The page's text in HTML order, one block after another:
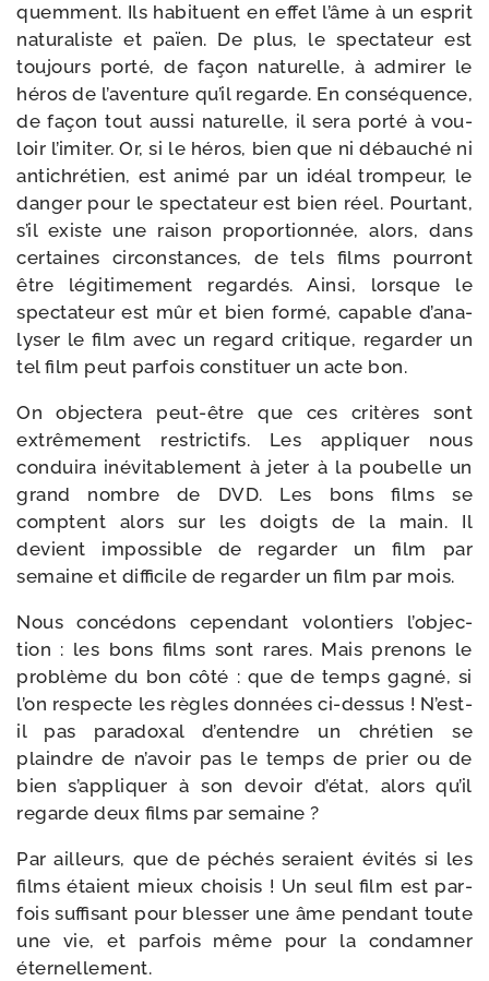
quem­ment. Ils habi­tuent en effet l’âme à un esprit
natu­ra­liste et païen. De plus, le spec­ta­teur est
tou­jours por­té, de façon natu­relle, à admi­rer le
héros de l’a­ven­ture qu’il regarde. En consé­quence,
de façon tout aus­si natu­relle, il sera por­té à vou­
loir l’i­mi­ter. Or, si le héros, bien que ni débau­ché ni
anti­chré­tien, est ani­mé par un idéal trom­peur, le
dan­ger pour le spec­ta­teur est bien réel. Pourtant,
s’il existe une rai­son pro­por­tion­née, alors, dans
cer­taines cir­cons­tances, de tels films pour­ront
être légi­ti­me­ment regar­dés. Ainsi, lorsque le
spec­ta­teur est mûr et bien for­mé, capable d’a­na­
ly­ser le film avec un regard cri­tique, regar­der un
tel film peut par­fois consti­tuer un acte bon.
On objec­te­ra peut-​être que ces cri­tères sont
extrê­me­ment res­tric­tifs. Les appli­quer nous
condui­ra inévi­ta­ble­ment à jeter à la pou­belle un
grand nombre de DVD. Les bons films se
comptent alors sur les doigts de la main. Il
devient impos­sible de regar­der un film par
semaine et dif­fi­cile de regar­der un film par mois.
Nous concé­dons cepen­dant volon­tiers l’ob­jec­
tion : les bons films sont rares. Mais pre­nons le
pro­blème du bon côté : que de temps gagné, si
l’on res­pecte les règles don­nées ci-​dessus ! N’est-​
il pas para­doxal d’en­tendre un chré­tien se
plaindre de n’a­voir pas le temps de prier ou de
bien s’ap­pli­quer à son devoir d’é­tat, alors qu’il
regarde deux films par semaine ?
Par ailleurs, que de péchés seraient évi­tés si les
films étaient mieux choi­sis ! Un seul film est par­
fois suf­fi­sant pour bles­ser une âme pen­dant toute
une vie, et par­fois même pour la condam­ner
éternellement.